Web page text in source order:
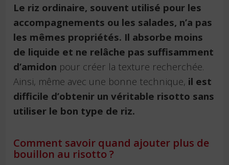
Le riz ordinaire, souvent utilisé pour les
accompagnements ou les salades, n’a pas
les mêmes propriétés. Il absorbe moins
de liquide et ne relâche pas suffisamment
d’amidon pour créer la texture recherchée.
Ainsi, même avec une bonne technique, il est
difficile d’obtenir un véritable risotto sans
utiliser le bon type de riz.
Comment savoir quand ajouter plus de
bouillon au risotto ?